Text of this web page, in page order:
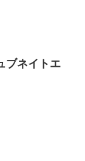
ブネイトエ